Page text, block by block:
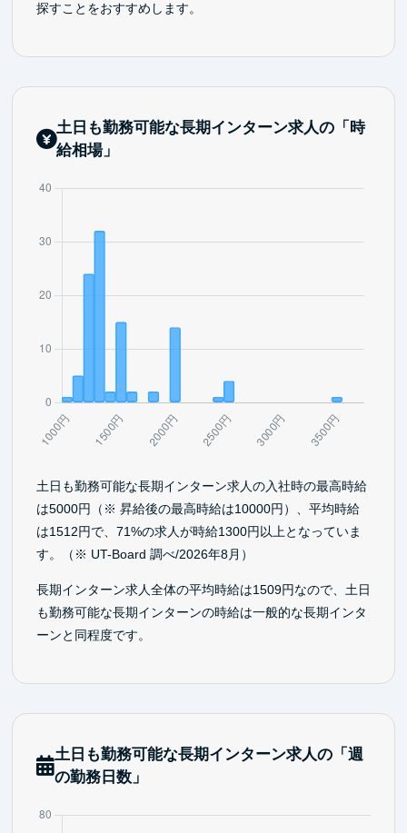
探すことをおすすめします。
土日も勤務可能な長期インターン求人の「時
給相場」
土日も勤務可能な長期インターン求人の入社時の最高時給
は5000円（※ 昇給後の最高時給は10000円）、平均時給
は1512円で、71%の求人が時給1300円以上となっていま
す。（※ UT-Board 調べ/2026年8月）
長期インターン求人全体の平均時給は1509円なので、土日
も勤務可能な長期インターンの時給は一般的な長期インタ
ーンと同程度です。
土日も勤務可能な長期インターン求人の「週
の勤務日数」